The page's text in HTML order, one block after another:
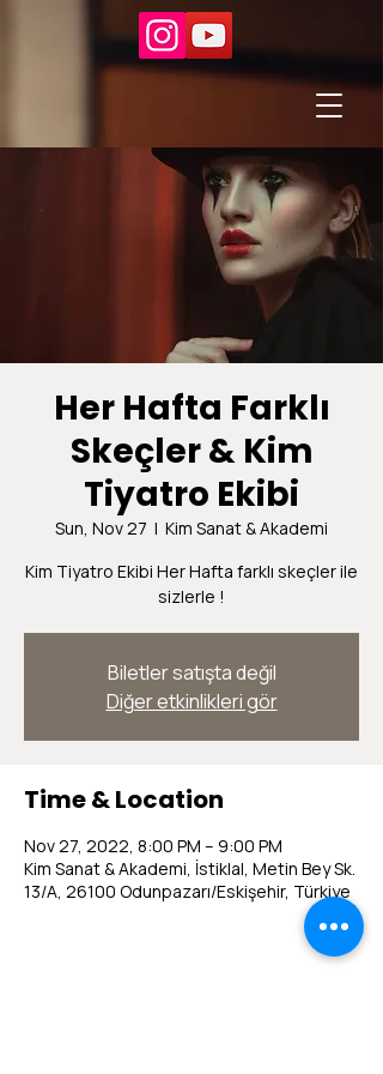
Her Hafta Farklı
Skeçler & Kim
Tiyatro Ekibi
Sun, Nov 27
  |
Kim Sanat & Akademi
Kim Tiyatro Ekibi Her Hafta farklı skeçler ile
sizlerle !
Biletler satışta değil
Diğer etkinlikleri gör
Time & Location
Nov 27, 2022, 8:00 PM – 9:00 PM
Kim Sanat & Akademi, İstiklal, Metin Bey Sk.
13/A, 26100 Odunpazarı/Eskişehir, Türkiye